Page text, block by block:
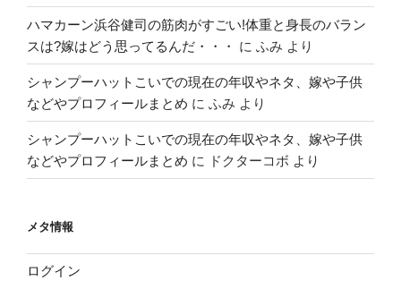
ハマカーン浜谷健司の筋肉がすごい!体重と身長のバラン
スは?嫁はどう思ってるんだ・・・
に ふみ より
シャンプーハットこいでの現在の年収やネタ、嫁や子供
などやプロフィールまとめ に ふみ より
シャンプーハットこいでの現在の年収やネタ、嫁や子供
などやプロフィールまとめ に ドクターコボ より
メタ情報
ログイン